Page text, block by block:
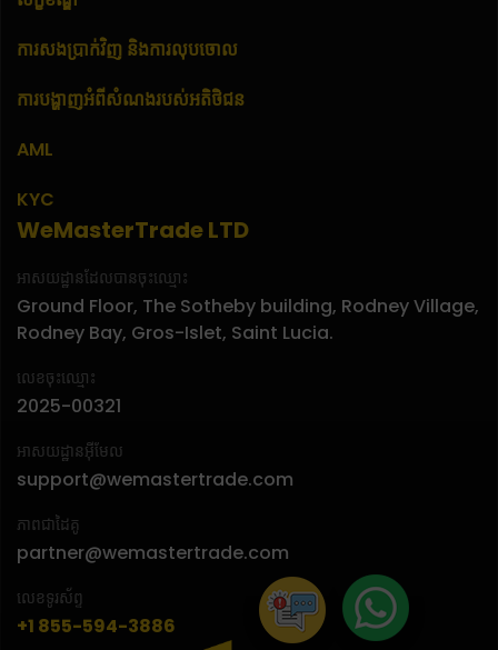
WeMasterTrade LTD
អាសយដ្ឋានដែលបានចុះឈ្មោះ
Ground Floor, The Sotheby building, Rodney Village,
Rodney Bay, Gros-Islet, Saint Lucia.
លេខចុះឈ្មោះ
2025-00321
អាសយដ្ឋានអ៊ីមែល
support@wemastertrade.com
ភាពជាដៃគូ
partner@wemastertrade.com
លេខទូរស័ព្ទ
+1 855-594-3886
ការសងប្រាក់វិញ និងការលុបចោល
ការបង្ហាញអំពីសំណងរបស់អតិថិជន
AML
KYC